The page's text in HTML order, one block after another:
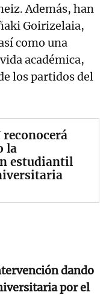
Además, han
Goirizelaia,
como una
académica,
los partidos del
reconocerá
la
estudiantil
dando
por el